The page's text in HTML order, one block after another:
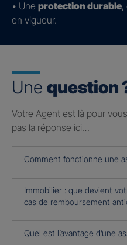
• Une protection durable,
en vigueur.
Une question
Votre Agent est là pour
pas la réponse ici…
Comment fonctionne une
Immobilier : que devient
cas de remboursement
Quel est l’avantage d’une